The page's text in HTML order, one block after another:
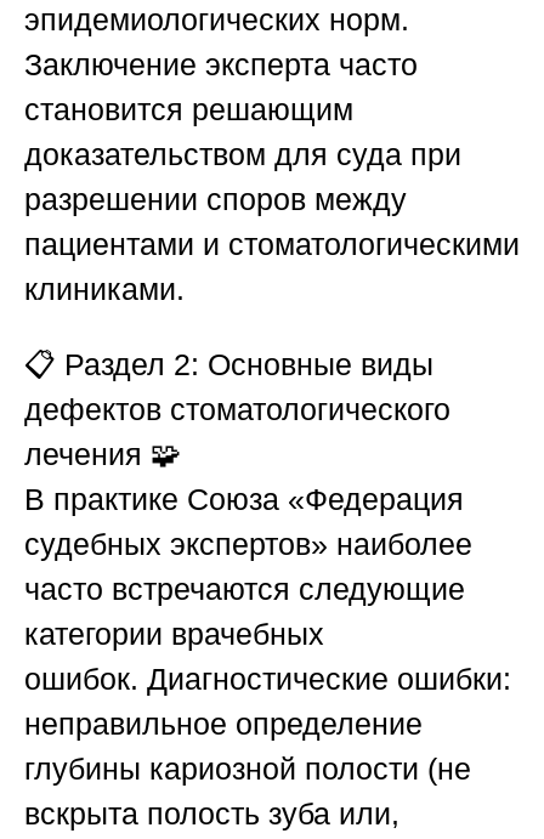
эпидемиологических норм.
Заключение эксперта часто
становится решающим
доказательством для суда при
разрешении споров между
пациентами и стоматологическими
клиниками.
📋 Раздел 2: Основные виды
дефектов стоматологического
лечения 🧩
В практике Союза «Федерация
судебных экспертов» наиболее
часто встречаются следующие
категории врачебных
ошибок. Диагностические ошибки:
неправильное определение
глубины кариозной полости (не
вскрыта полость зуба или,